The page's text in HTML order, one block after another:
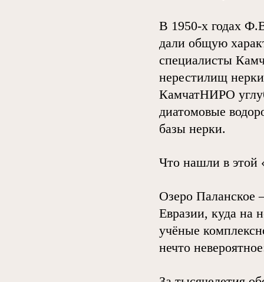
В 1950-х годах
дали общую
специалисты
нерестилищ
КамчатНИРО
диатомовые
базы нерки.
Что нашли в этой
Озеро Паланское
Евразии, куда на
учёные
нечто